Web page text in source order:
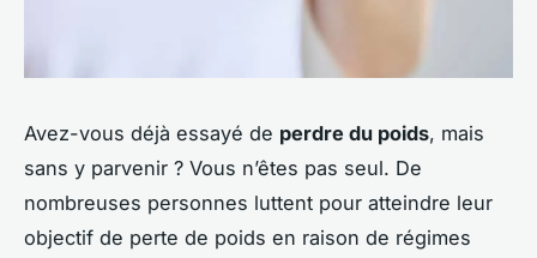
Avez-vous déjà essayé de perdre du poids, mais
sans y parvenir ? Vous n’êtes pas seul. De
nombreuses personnes luttent pour atteindre leur
objectif de perte de poids en raison de régimes